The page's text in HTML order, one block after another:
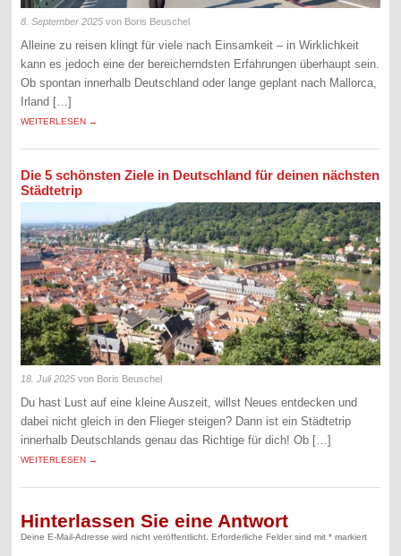
8. September 2025 von Boris Beuschel
Alleine zu reisen klingt für viele nach Einsamkeit – in Wirklichkeit
kann es jedoch eine der bereicherndsten Erfahrungen überhaupt sein.
Ob spontan innerhalb Deutschland oder lange geplant nach Mallorca,
Irland […]
WEITERLESEN →
Die 5 schönsten Ziele in Deutschland für deinen nächsten
Städtetrip
18. Juli 2025 von Boris Beuschel
Du hast Lust auf eine kleine Auszeit, willst Neues entdecken und
dabei nicht gleich in den Flieger steigen? Dann ist ein Städtetrip
innerhalb Deutschlands genau das Richtige für dich! Ob […]
WEITERLESEN →
Hinterlassen Sie eine Antwort
Deine E-Mail-Adresse wird nicht veröffentlicht. Erforderliche Felder sind mit* markiert